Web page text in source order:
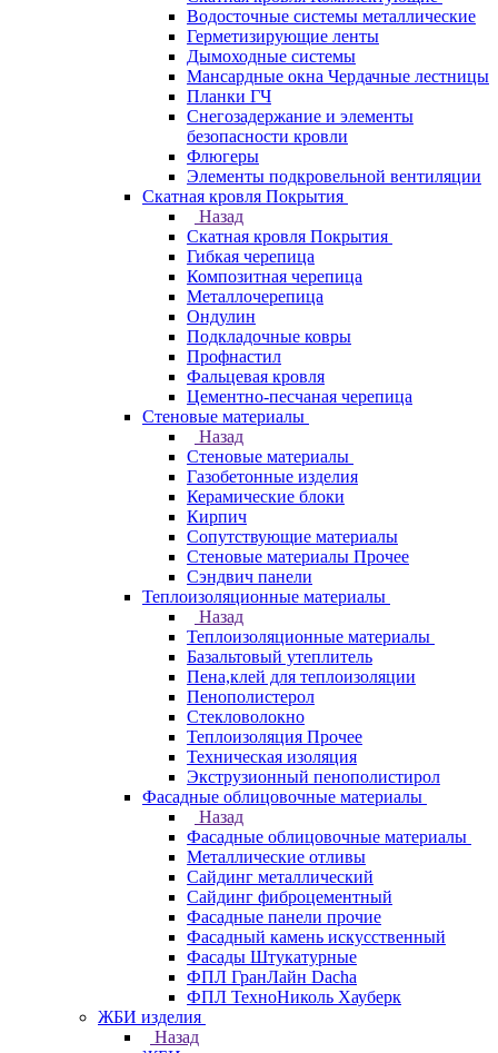
Водосточные системы металлические
Герметизирующие ленты
Дымоходные системы
Мансардные окна Чердачные лестницы
Планки ГЧ
Снегозадержание и элементы
безопасности кровли
Флюгеры
Элементы подкровельной вентиляции
Скатная кровля Покрытия
Назад
Скатная кровля Покрытия
Гибкая черепица
Композитная черепица
Металлочерепица
Ондулин
Подкладочные ковры
Профнастил
Фальцевая кровля
Цементно-песчаная черепица
Стеновые материалы
Назад
Стеновые материалы
Газобетонные изделия
Керамические блоки
Кирпич
Сопутствующие материалы
Стеновые материалы Прочее
Сэндвич панели
Теплоизоляционные материалы
Назад
Теплоизоляционные материалы
Базальтовый утеплитель
Пена,клей для теплоизоляции
Пенополистерол
Стекловолокно
Теплоизоляция Прочее
Техническая изоляция
Экструзионный пенополистирол
Фасадные облицовочные материалы
Назад
Фасадные облицовочные материалы
Металлические отливы
Сайдинг металлический
Сайдинг фиброцементный
Фасадные панели прочие
Фасадный камень искусственный
Фасады Штукатурные
ФПЛ ГранЛайн Dacha
ФПЛ ТехноНиколь Хауберк
ЖБИ изделия
Назад